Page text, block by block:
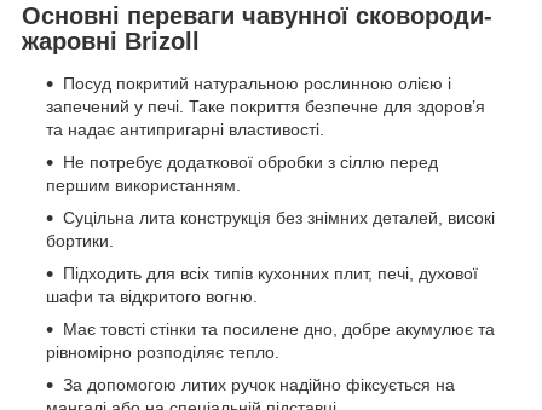
Основні переваги чавунної сковороди-
жаровні Brizoll
Посуд покритий натуральною рослинною олією і
запечений у печі. Таке покриття безпечне для здоров’я
та надає антипригарні властивості.
Не потребує додаткової обробки з сіллю перед
першим використанням.
Суцільна лита конструкція без знімних деталей, високі
бортики.
Підходить для всіх типів кухонних плит, печі, духової
шафи та відкритого вогню.
Має товсті стінки та посилене дно, добре акумулює та
рівномірно розподіляє тепло.
За допомогою литих ручок надійно фіксується на